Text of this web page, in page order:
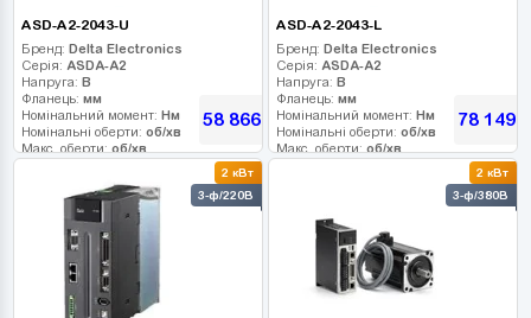
ASD-A2-2043-U
Бренд: Delta Electronics
Серія: ASDA-A2
Напруга: В
Фланець: мм
Номінальний момент: Нм
Номінальні оберти: об/хв
Макс. оберти: об/хв
Гальмо:
58 866грн
ASD-A2-2043-L
Бренд: Delta Electronics
Серія: ASDA-A2
Напруга: В
Фланець: мм
Номінальний момент: Нм
Номінальні оберти: об/хв
Макс. оберти: об/хв
78 149
2 кВт
3-ф/220В
2 кВт
3-ф/380В